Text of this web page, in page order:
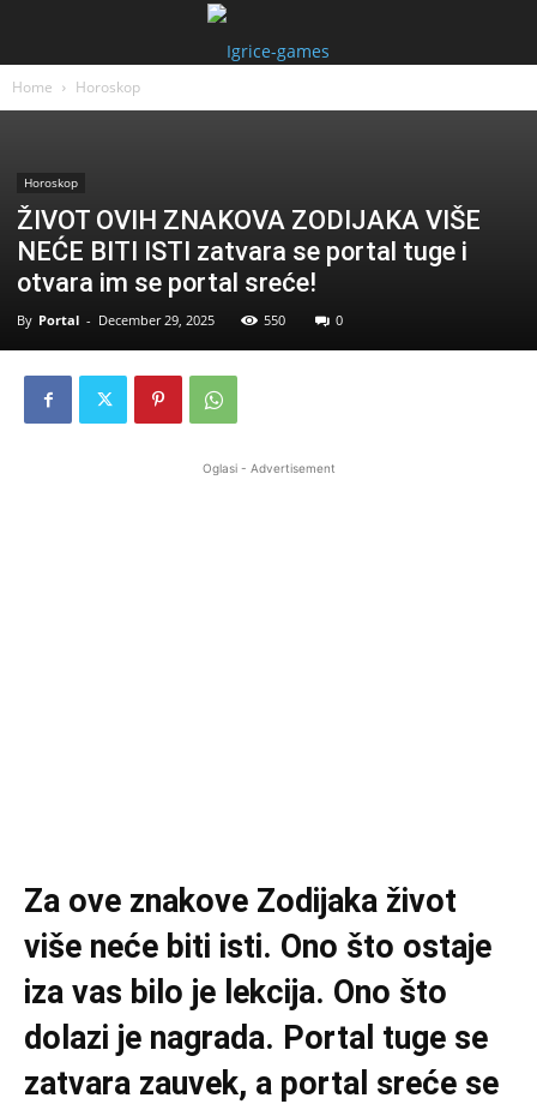
Home Horoskop
Horoskop
ŽIVOT OVIH ZNAKOVA ZODIJAKA VIŠE
NEĆE BITI ISTI zatvara se portal tuge i
otvara im se portal sreće!
By Portal - December 29, 2025 550 0
Oglasi - Advertisement
Za ove znakove Zodijaka život
više neće biti isti. Ono što ostaje
iza vas bilo je lekcija. Ono što
dolazi je nagrada. Portal tuge se
zatvara zauvek, a portal sreće se